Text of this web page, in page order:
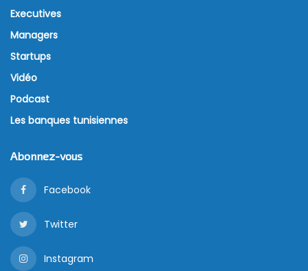
Executives
Managers
Startups
Vidéo
Podcast
Les banques tunisiennes
Abonnez-vous
Facebook
Twitter
Instagram